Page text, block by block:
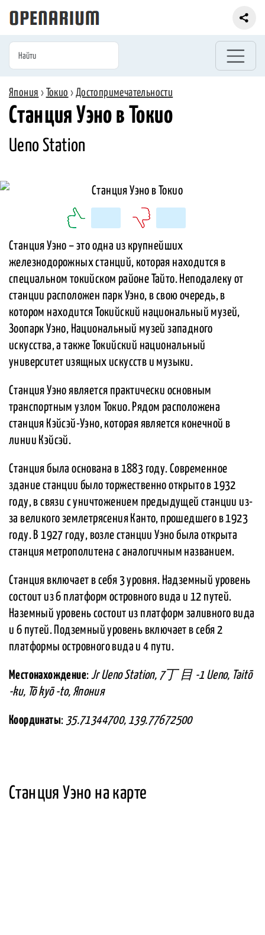
Япония › Токио › Достопримечательности
Станция Уэно в Токио
Ueno Station
Станция Уэно – это одна из крупнейших
железнодорожных станций, которая находится в
специальном токийском районе Тайто. Неподалеку от
станции расположен парк Уэно, в свою очередь, в
котором находится Токийский национальный музей,
Зоопарк Уэно, Национальный музей западного
искусства, а также Токийский национальный
университет изящных искусств и музыки.
Станция Уэно является практически основным
транспортным узлом Токио. Рядом расположена
станция Кэйсэй-Уэно, которая является конечной в
линии Кэйсэй.
Станция была основана в 1883 году. Современное
здание станции было торжественно открыто в 1932
году, в связи с уничтожением предыдущей станции из-
за великого землетрясения Канто, прошедшего в 1923
году. В 1927 году, возле станции Уэно была открыта
станция метрополитена с аналогичным названием.
Станция включает в себя 3 уровня. Надземный уровень
состоит из 6 платформ островного вида и 12 путей.
Наземный уровень состоит из платформ заливного вида
и 6 путей. Подземный уровень включает в себя 2
платформы островного вида и 4 пути.
Местонахождение: Jr Ueno Station, 7丁 目 -1 Ueno, Taitō
-ku, Tō kyō -to, Япония
Координаты: 35.71344700, 139.77672500
Станция Уэно на карте